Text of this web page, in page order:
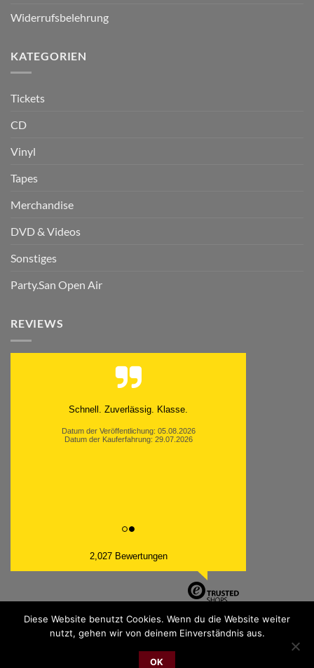
Widerrufsbelehrung
KATEGORIEN
Tickets
CD
Vinyl
Tapes
Merchandise
DVD & Videos
Sonstiges
Party.San Open Air
REVIEWS
Schnell. Zuverlässig. Klasse.
Datum der Veröffentlichung: 05.08.2026
Datum der Kauferfahrung: 29.07.2026
2,027 Bewertungen
Diese Website benutzt Cookies. Wenn du die Website weiter
nutzt, gehen wir von deinem Einverständnis aus.
OK